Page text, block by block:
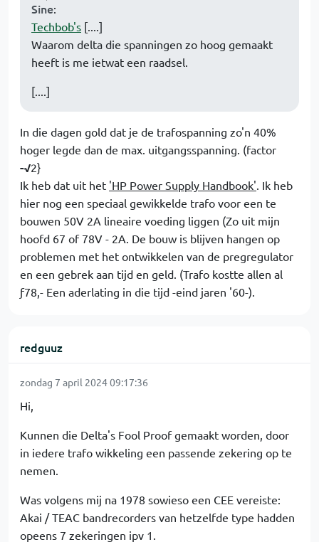
Sine:
Techbob's [....]
Waarom delta die spanningen zo hoog gemaakt
heeft is me ietwat een raadsel.
[....]
In die dagen gold dat je de trafospanning zo'n 40%
hoger legde dan de max. uitgangsspanning. (factor
-√2}
Ik heb dat uit het 'HP Power Supply Handbook'. Ik heb
hier nog een speciaal gewikkelde trafo voor een te
bouwen 50V 2A lineaire voeding liggen (Zo uit mijn
hoofd 67 of 78V - 2A. De bouw is blijven hangen op
problemen met het ontwikkelen van de pregregulator
en een gebrek aan tijd en geld. (Trafo kostte allen al
ƒ78,- Een aderlating in die tijd -eind jaren '60-).
redguuz
zondag 7 april 2024 09:17:36
Hi,
Kunnen die Delta's Fool Proof gemaakt worden, door
in iedere trafo wikkeling een passende zekering op te
nemen.
Was volgens mij na 1978 sowieso een CEE vereiste:
Akai / TEAC bandrecorders van hetzelfde type hadden
opeens 7 zekeringen ipv 1.